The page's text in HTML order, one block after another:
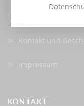
Kontakt und
Impressum
KONTAKT